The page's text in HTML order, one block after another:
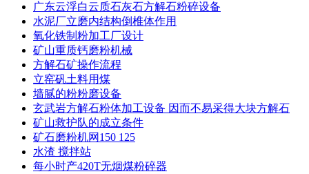
广东云浮白云质石灰石方解石粉碎设备
水泥厂立磨内结构倒椎体作用
氧化铁制粉加工厂设计
矿山重质钙磨粉机械
方解石矿操作流程
立窑矾土料用煤
墙腻的粉粉磨设备
玄武岩方解石粉体加工设备 因而不易采得大块方解石
矿山救护队的成立条件
矿石磨粉机网150 125
水渣 搅拌站
每小时产420T无烟煤粉碎器